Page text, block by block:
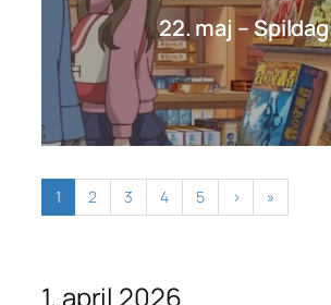
22. maj – Spildag
1 2 3 4 5 › »
1. april 2026